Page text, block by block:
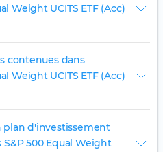
Weight UCITS ETF (Acc)
contenues dans
Weight UCITS ETF (Acc)
d'investissement
S&P 500 Equal Weight